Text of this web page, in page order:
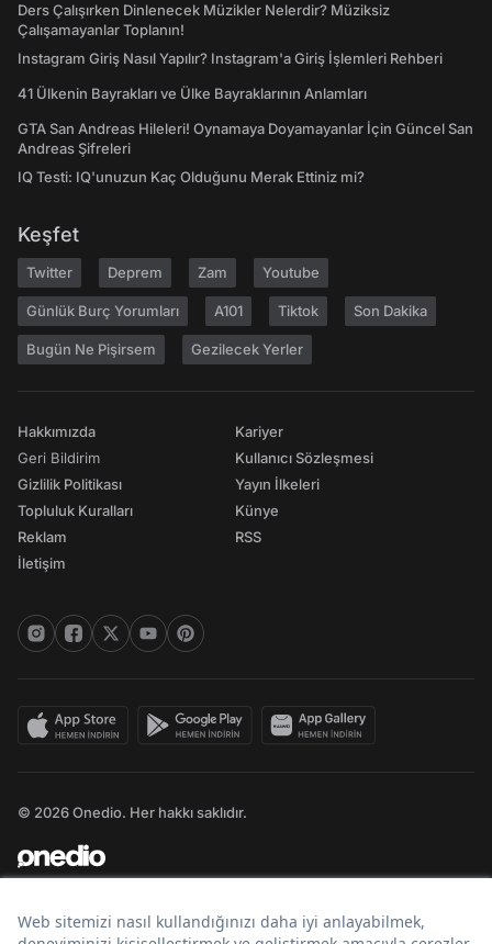
Ders Çalışırken Dinlenecek Müzikler Nelerdir? Müziksiz
Çalışamayanlar Toplanın!
Instagram Giriş Nasıl Yapılır? Instagram'a Giriş İşlemleri Rehberi
41 Ülkenin Bayrakları ve Ülke Bayraklarının Anlamları
GTA San Andreas Hileleri! Oynamaya Doyamayanlar İçin Güncel San
Andreas Şifreleri
IQ Testi: IQ'unuzun Kaç Olduğunu Merak Ettiniz mi?
Keşfet
Twitter Deprem Zam Youtube
Günlük Burç Yorumları A101 Tiktok Son Dakika
Bugün Ne Pişirsem Gezilecek Yerler
Hakkımızda
Geri Bildirim
Gizlilik Politikası
Topluluk Kuralları
Reklam
İletişim
Kariyer
Kullanıcı Sözleşmesi
Yayın İlkeleri
Künye
RSS
© 2026 Onedio. Her hakkı saklıdır.
Bir markasıdır.